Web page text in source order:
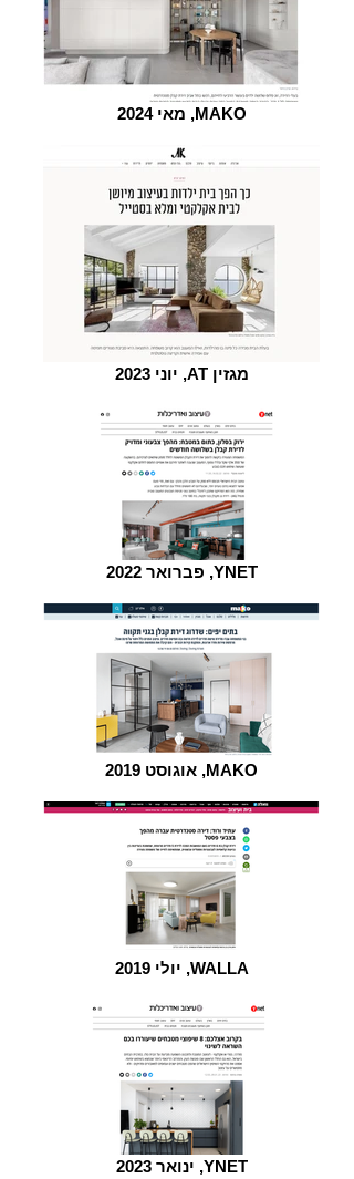
מאי 2024 ,MAKO
יוני 2023 ,AT מגזין
פברואר 2022 ,YNET
אוגוסט 2019 ,MAKO
יולי 2019 ,WALLA
ינואר 2023 ,YNET